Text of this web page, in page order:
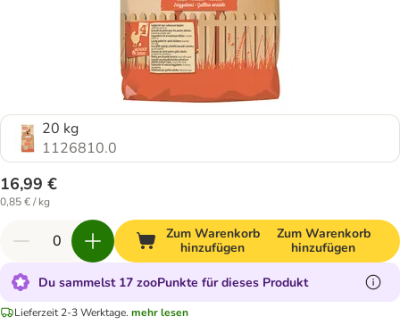
20 kg
1126810.0
16,99 €
0,85 € / kg
Zum Warenkorb
hinzufügen
Zum Warenkorb
hinzufügen
Du sammelst 17 zooPunkte für dieses Produkt
Lieferzeit 2-3 Werktage. mehr lesen